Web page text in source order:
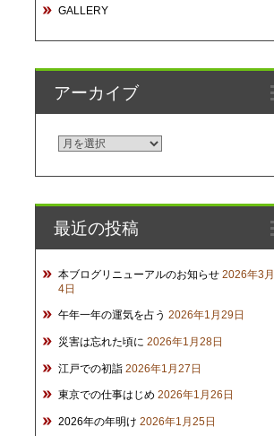
GALLERY
アーカイブ
ア
イ
ブ
最近の投稿
本ブログリニューアルのお知らせ 2026年3月
4日
午年一年の運気を占う 2026年1月29日
災害は忘れた頃に 2026年1月28日
江戸での初詣 2026年1月27日
東京での仕事はじめ 2026年1月26日
2026年の年明け 2026年1月25日